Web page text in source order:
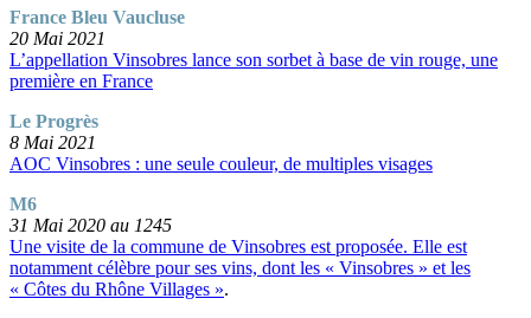
France Bleu Vaucluse
20 Mai 2021
L’appellation Vinsobres lance son sorbet à base de vin rouge, une
première en France
Le Progrès
8 Mai 2021
AOC Vinsobres : une seule couleur, de multiples visages
M6
31 Mai 2020 au 1245
Une visite de la commune de Vinsobres est proposée. Elle est
notamment célèbre pour ses vins, dont les « Vinsobres » et les
« Côtes du Rhône Villages ».